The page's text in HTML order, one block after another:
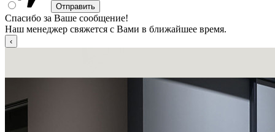
Спасибо за Ваше сообщение!
Наш менеджер свяжется с Вами в ближайшее время.